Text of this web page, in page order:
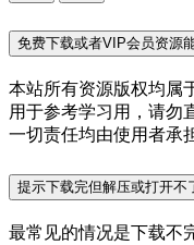
免费下载或者VIP会员资源
本站所有资源版权均属
用于参考学习用，请勿
一切责任均由使用者承
提示下载完但解压或打开不
最常见的情况是下载不